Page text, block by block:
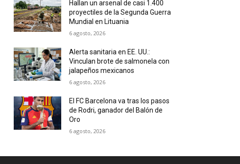
Hallan un arsenal de casi 1.400
proyectiles de la Segunda Guerra
Mundial en Lituania
6 agosto, 2026
Alerta sanitaria en EE. UU.:
Vinculan brote de salmonela con
jalapeños mexicanos
6 agosto, 2026
El FC Barcelona va tras los pasos
de Rodri, ganador del Balón de
Oro
6 agosto, 2026